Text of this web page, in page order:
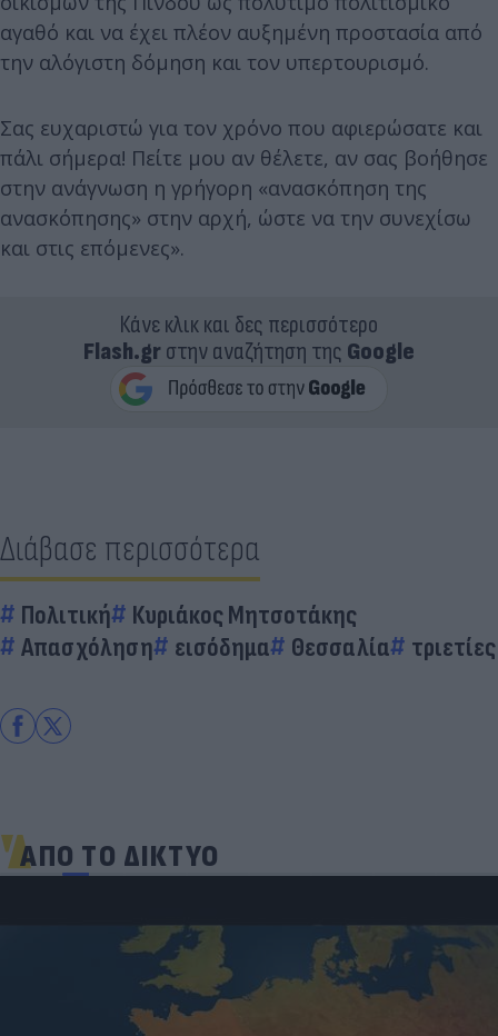
αγαθό και να έχει πλέον αυξημένη προστασία από
την αλόγιστη δόμηση και τον υπερτουρισμό.
Σας ευχαριστώ για τον χρόνο που αφιερώσατε και
πάλι σήμερα! Πείτε μου αν θέλετε, αν σας βοήθησε
στην ανάγνωση η γρήγορη «ανασκόπηση της
ανασκόπησης» στην αρχή, ώστε να την συνεχίσω
και στις επόμενες».
Κάνε κλικ και δες περισσότερο
Flash.grστην αναζήτηση της Google
Διάβασε περισσότερα
Πολιτική
Κυριάκος Μητσοτάκης
Απασχόληση
εισόδημα Θεσσαλία τριετίες
ΑΠΟ ΤΟ ΔΙΚΤΥΟ